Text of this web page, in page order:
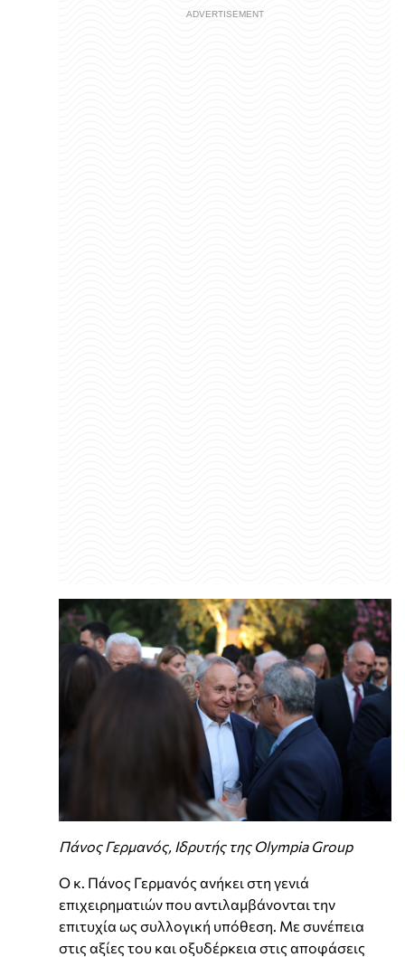
Πάνος Γερμανός, Ιδρυτής της Olympia Group
Ο κ. Πάνος Γερμανός ανήκει στη γενιά
επιχειρηματιών που αντιλαμβάνονται την
επιτυχία ως συλλογική υπόθεση. Με συνέπεια
στις αξίες του και οξυδέρκεια στις αποφάσεις